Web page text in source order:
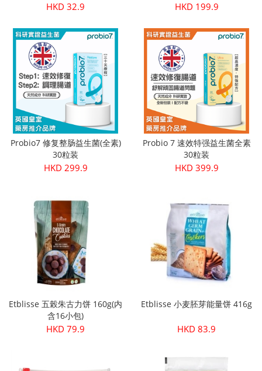
HKD 32.9 HKD 199.9
Probio7 修复整肠益生菌(全素)
30粒装
HKD 299.9
Probio 7 速效特强益生菌全素
30粒装
HKD 399.9
Etblisse 五榖朱古力饼 160g(内
含16小包)
HKD 79.9
Etblisse 小麦胚芽能量饼 416g
HKD 83.9